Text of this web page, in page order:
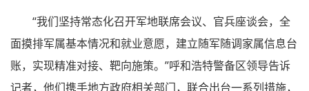
“我们坚持常态化召开军地联席会议、官兵座谈会，全
面摸排军属基本情况和就业意愿，建立随军随调家属信息台
账，实现精准对接、靶向施策。”呼和浩特警备区领导告诉
记者，他们携手地方政府相关部门，联合出台一系列措施，